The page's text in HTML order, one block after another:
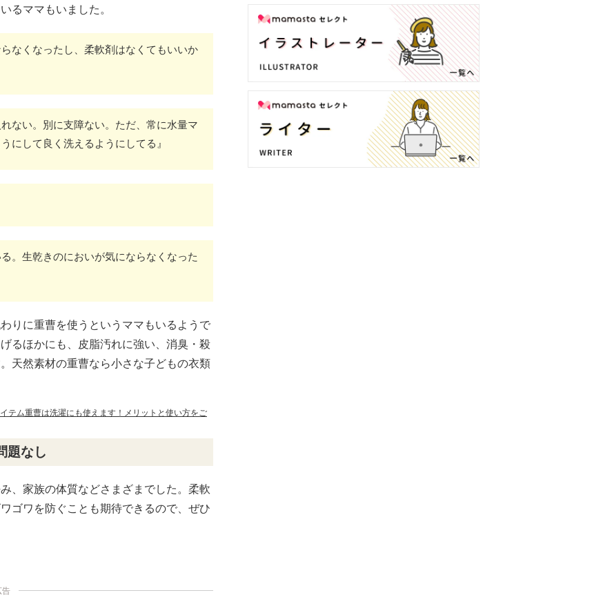
るママもいました。
なくなったし、柔軟剤はなくてもいいか
ない。別に支障ない。ただ、常に水量マ
にして良く洗えるようにしてる』
。生乾きのにおいが気にならなくなった
りに重曹を使うというママもいるようで
るほかにも、皮脂汚れに強い、消臭・殺
天然素材の重曹なら小さな子どもの衣類
テム重曹は洗濯にも使えます！メリットと使い方をご
題なし
、家族の体質などさまざまでした。柔軟
ゴワを防ぐことも期待できるので、ぜひ
告